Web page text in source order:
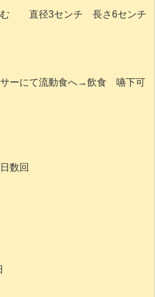
直径3センチ 長さ6センチ
ーにて流動食へ→飲食 嚥下可
日数回